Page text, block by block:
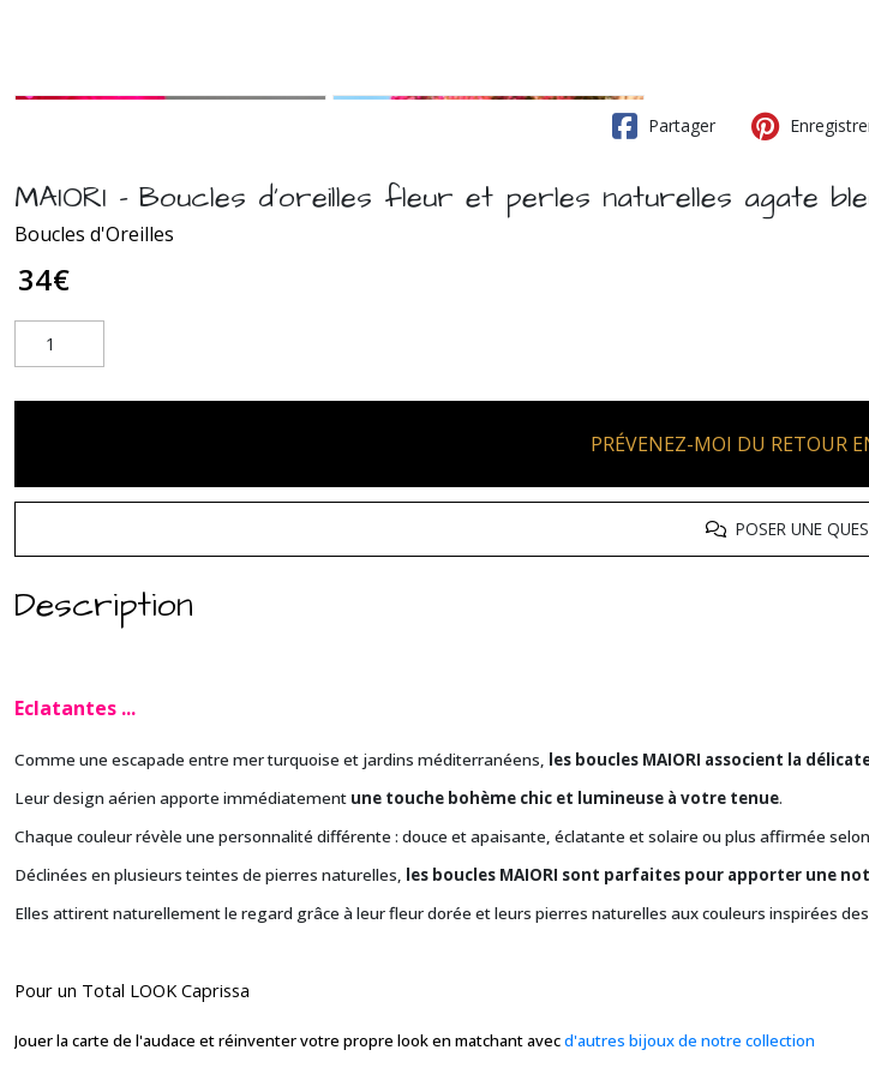
Partager
MAIORI - Boucles d'oreilles fleur et perles naturelles agate
Boucles d'Oreilles
34€
PRÉVENEZ-MOI DU RETOUR
POSER UNE
Description
Eclatantes ...
Comme une escapade entre mer turquoise et jardins méditerranéens, les boucles MAIORI associent la
Leur design aérien apporte immédiatement une touche bohème chic et lumineuse à votre tenue.
Chaque couleur révèle une personnalité différente : douce et apaisante, éclatante et solaire ou plus affirmée
Déclinées en plusieurs teintes de pierres naturelles, les boucles MAIORI sont parfaites pour apporter une
Elles attirent naturellement le regard grâce à leur fleur dorée et leurs pierres naturelles aux couleurs inspirées
Pour un Total LOOK Caprissa
Jouer la carte de l'audace et réinventer votre propre look en matchant avecd'autres bijoux de notre collection